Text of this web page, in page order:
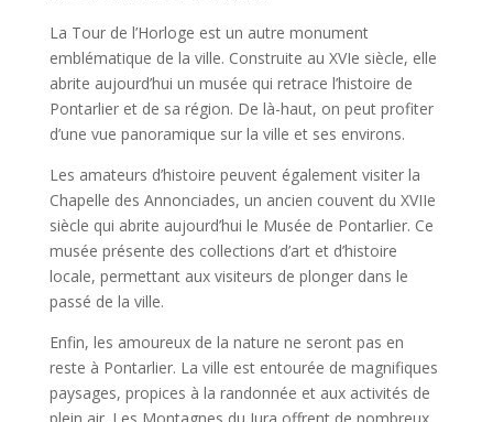
La Tour de l’Horloge est un autre monument
emblématique de la ville. Construite au XVIe siècle, elle
abrite aujourd’hui un musée qui retrace l’histoire de
Pontarlier et de sa région. De là-haut, on peut profiter
d’une vue panoramique sur la ville et ses environs.
Les amateurs d’histoire peuvent également visiter la
Chapelle des Annonciades, un ancien couvent du XVIIe
siècle qui abrite aujourd’hui le Musée de Pontarlier. Ce
musée présente des collections d’art et d’histoire
locale, permettant aux visiteurs de plonger dans le
passé de la ville.
Enfin, les amoureux de la nature ne seront pas en
reste à Pontarlier. La ville est entourée de magnifiques
paysages, propices à la randonnée et aux activités de